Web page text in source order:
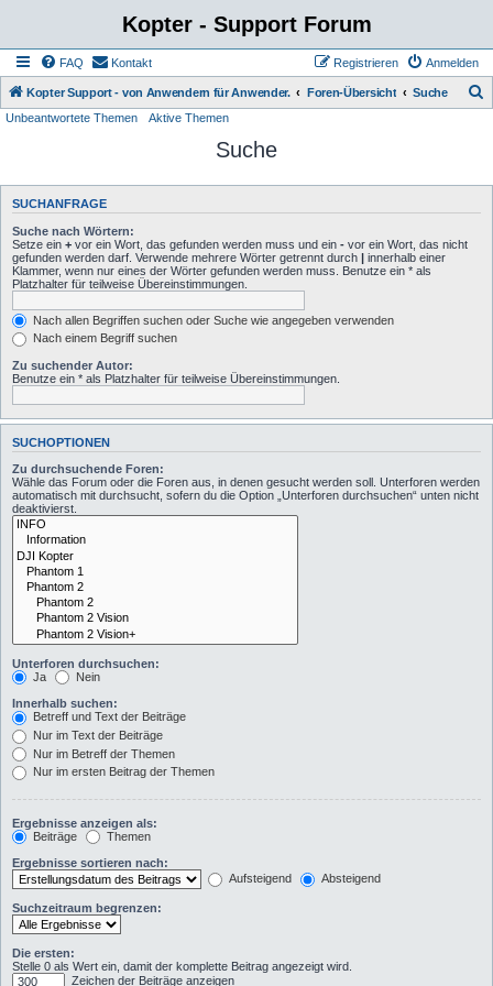
Kopter - Support Forum
FAQ Kontakt Anmelden
Registrieren
Kopter Support - von Anwendern für Anwender. Foren-Übersicht Suche
Unbeantwortete Themen Aktive Themen
Suche
SUCHANFRAGE
Suche nach Wörtern:
Setze ein + vor ein Wort, das gefunden werden muss und ein - vor ein Wort, das nicht
gefunden werden darf. Verwende mehrere Wörter getrennt durch | innerhalb einer
Klammer, wenn nur eines der Wörter gefunden werden muss. Benutze ein * als
Platzhalter für teilweise Übereinstimmungen.
Nach allen Begriffen suchen oder Suche wie angegeben verwenden
Nach einem Begriff suchen
Zu suchender Autor:
Benutze ein * als Platzhalter für teilweise Übereinstimmungen.
SUCHOPTIONEN
Zu durchsuchende Foren:
Wähle das Forum oder die Foren aus, in denen gesucht werden soll. Unterforen werden
automatisch mit durchsucht, sofern du die Option „Unterforen durchsuchen“ unten nicht
deaktivierst.
Unterforen durchsuchen:
Ja
Nein
Innerhalb suchen:
Betreff und Text der Beiträge
Nur im Text der Beiträge
Nur im Betreff der Themen
Nur im ersten Beitrag der Themen
Ergebnisse anzeigen als:
Beiträge
Themen
Ergebnisse sortieren nach:
Aufsteigend
Absteigend
Suchzeitraum begrenzen:
Die ersten:
Stelle 0 als Wert ein, damit der komplette Beitrag angezeigt wird.
Zeichen der Beiträge anzeigen